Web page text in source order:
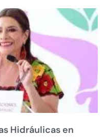
Hidráulicas en